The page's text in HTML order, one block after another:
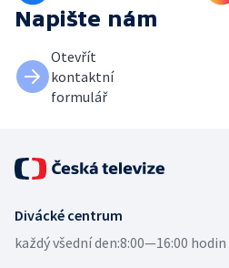
Napište nám
Otevřít
kontaktní
formulář
Divácké centrum
každý všední den:8:00—16:00 hodin